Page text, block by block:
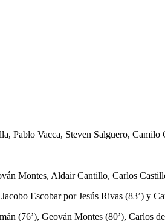
Pablo Vacca, Steven Salguero,
Montes, Aldair Cantillo, Carlos
Escobar por Jesús Rivas (83’) y
(76’), Geován Montes (80’), Carlos